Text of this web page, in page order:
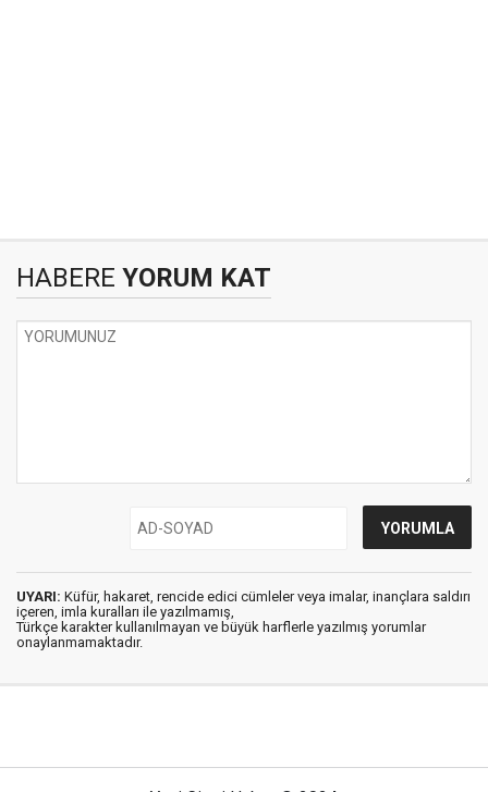
HABERE YORUM KAT
UYARI: Küfür, hakaret, rencide edici cümleler veya imalar, inançlara saldırı
içeren, imla kuralları ile yazılmamış,
Türkçe karakter kullanılmayan ve büyük harflerle yazılmış yorumlar
onaylanmamaktadır.